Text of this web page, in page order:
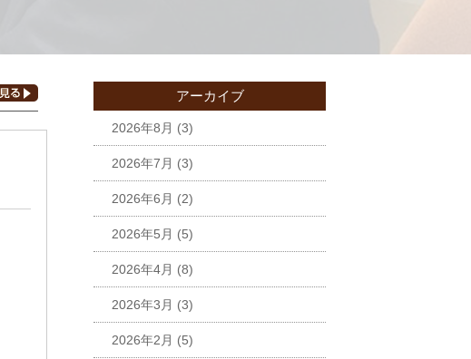
アーカイブ
2026年8月 (3)
2026年7月 (3)
2026年6月 (2)
2026年5月 (5)
2026年4月 (8)
2026年3月 (3)
2026年2月 (5)